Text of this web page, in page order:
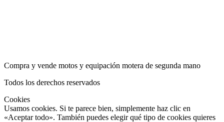
Compra y vende motos y equipación motera de segunda mano
Todos los derechos reservados
Cookies
Usamos cookies. Si te parece bien, simplemente haz clic en
«Aceptar todo». También puedes elegir qué tipo de cookies quieres